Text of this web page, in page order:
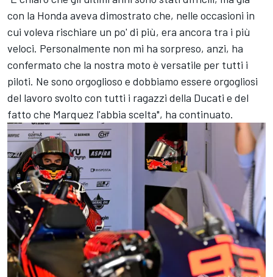
con la Honda aveva dimostrato che, nelle occasioni in
cui voleva rischiare un po' di più, era ancora tra i più
veloci. Personalmente non mi ha sorpreso, anzi, ha
confermato che la nostra moto è versatile per tutti i
piloti. Ne sono orgoglioso e dobbiamo essere orgogliosi
del lavoro svolto con tutti i ragazzi della Ducati e del
fatto che Marquez l'abbia scelta", ha continuato.